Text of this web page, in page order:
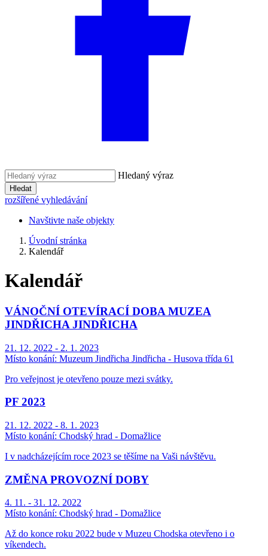
Hledaný výraz
Hledat
rozšířené vyhledávání
Navštivte naše objekty
Úvodní stránka
Kalendář
Kalendář
VÁNOČNÍ OTEVÍRACÍ DOBA MUZEA
JINDŘICHA JINDŘICHA
21. 12. 2022 - 2. 1. 2023
Místo konání: Muzeum Jindřicha Jindřicha - Husova třída 61
Pro veřejnost je otevřeno pouze mezi svátky.
PF 2023
21. 12. 2022 - 8. 1. 2023
Místo konání: Chodský hrad - Domažlice
I v nadcházejícím roce 2023 se těšíme na Vaši návštěvu.
ZMĚNA PROVOZNÍ DOBY
4. 11. - 31. 12. 2022
Místo konání: Chodský hrad - Domažlice
Až do konce roku 2022 bude v Muzeu Chodska otevřeno i o
víkendech.